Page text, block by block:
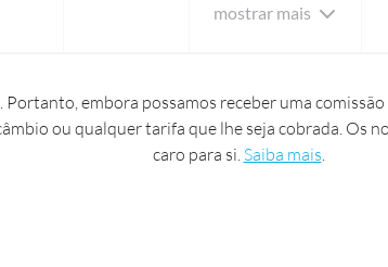
mostrar mais
embora possamos receber uma
ou qualquer tarifa que lhe seja cobrada. Os
caro para si. Saiba mais